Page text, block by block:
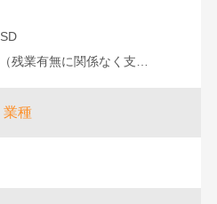
残業有無に関係なく支…
業種